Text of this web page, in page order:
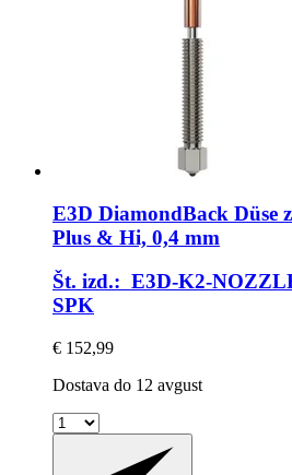
E3D DiamondBack Düse
Plus & Hi, 0,4 mm
Št. izd.: E3D-K2-
SPK
€ 152,99
Dostava do 12 avgust